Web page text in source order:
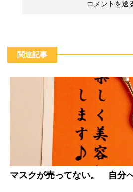
関連記事
マスクが売ってない。 自分